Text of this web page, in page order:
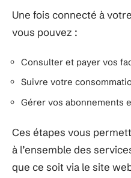
Une fois connecté à votre
vous pouvez :
Consulter et payer vos
Suivre votre
Gérer vos abonnements
Ces étapes vous
à l’ensemble des
que ce soit via le site